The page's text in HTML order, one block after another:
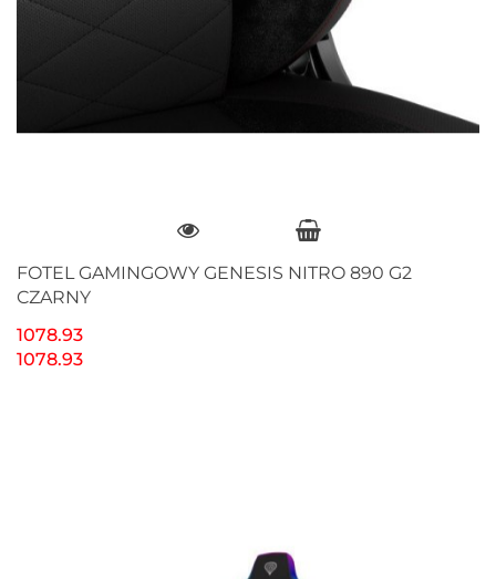
FOTEL GAMINGOWY GENESIS NITRO 890 G2
CZARNY
1078.93
1078.93